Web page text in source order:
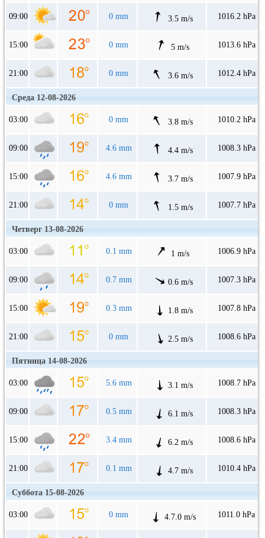
09:00 0 mm 3.5 m/s 1016.2 hPa
15:00 0 mm 5 m/s 1013.6 hPa
21:00 0 mm 3.6 m/s 1012.4 hPa
Среда 12-08-2026
03:00 0 mm 3.8 m/s 1010.2 hPa
09:00 4.6 mm 4.4 m/s 1008.3 hPa
15:00 4.6 mm 3.7 m/s 1007.9 hPa
21:00 0 mm 1.5 m/s 1007.7 hPa
Четверг 13-08-2026
03:00 0.1 mm 1 m/s 1006.9 hPa
09:00 0.7 mm 0.6 m/s 1007.3 hPa
15:00 0.3 mm 1.8 m/s 1007.8 hPa
21:00 0 mm 2.5 m/s 1008.6 hPa
Пятница 14-08-2026
03:00 5.6 mm 3.1 m/s 1008.7 hPa
09:00 0.5 mm 6.1 m/s 1008.3 hPa
15:00 3.4 mm 6.2 m/s 1008.6 hPa
21:00 0.1 mm 4.7 m/s 1010.4 hPa
Суббота 15-08-2026
03:00 0 mm 4.7.0 m/s 1011.0 hPa